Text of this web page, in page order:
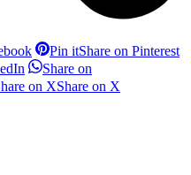
Pin itShare on Pinterest
Share on
on XShare on X